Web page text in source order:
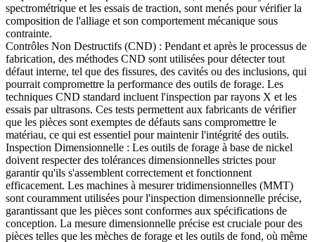
spectrométrique et les essais de traction, sont menés pour vérifier la
composition de l'alliage et son comportement mécanique sous
contrainte.
Contrôles Non Destructifs (CND) : Pendant et après le processus de
fabrication, des méthodes CND sont utilisées pour détecter tout
défaut interne, tel que des fissures, des cavités ou des inclusions, qui
pourrait compromettre la performance des outils de forage. Les
techniques CND standard incluent l'inspection par rayons X et les
essais par ultrasons. Ces tests permettent aux fabricants de vérifier
que les pièces sont exemptes de défauts sans compromettre le
matériau, ce qui est essentiel pour maintenir l'intégrité des outils.
Inspection Dimensionnelle : Les outils de forage à base de nickel
doivent respecter des tolérances dimensionnelles strictes pour
garantir qu'ils s'assemblent correctement et fonctionnent
efficacement. Les machines à mesurer tridimensionnelles (MMT)
sont couramment utilisées pour l'inspection dimensionnelle précise,
garantissant que les pièces sont conformes aux spécifications de
conception. La mesure dimensionnelle précise est cruciale pour des
pièces telles que les mèches de forage et les outils de fond, où même